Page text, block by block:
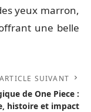
yeux marron,
une belle
ARTICLE SUIVANT
de One Piece :
histoire et impact